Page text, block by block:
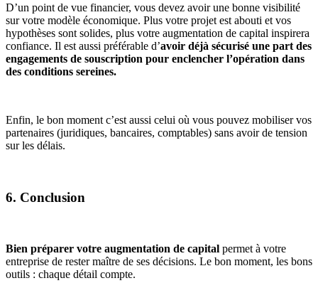
D’un point de vue financier, vous devez avoir une bonne visibilité
sur votre modèle économique. Plus votre projet est abouti et vos
hypothèses sont solides, plus votre augmentation de capital inspirera
confiance. Il est aussi préférable d’avoir déjà sécurisé une part des
engagements de souscription pour enclencher l’opération dans
des conditions sereines.
Enfin, le bon moment c’est aussi celui où vous pouvez mobiliser vos
partenaires (juridiques, bancaires, comptables) sans avoir de tension
sur les délais.
6. Conclusion
Bien préparer votre augmentation de capital permet à votre
entreprise de rester maître de ses décisions. Le bon moment, les bons
outils : chaque détail compte.